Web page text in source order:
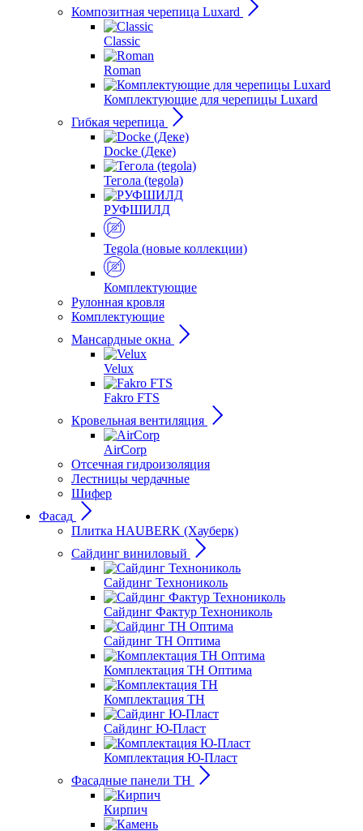
Композитная черепица Luxard
Сlassic
Roman
Комплектующие для черепицы Luxard
Гибкая черепица
Docke (Деке)
Тегола (tegola)
РУФШИЛД
Tegola (новые коллекции)
Комплектующие
Рулонная кровля
Комплектующие
Мансардные окна
Velux
Fakro FTS
Кровельная вентиляция
AirCorp
Отсечная гидроизоляция
Лестницы чердачные
Шифер
Фасад
Плитка HAUBERK (Хауберк)
Сайдинг виниловый
Сайдинг Технониколь
Сайдинг Фактур Технониколь
Сайдинг ТН Оптима
Комплектация ТН Оптима
Комплектация ТН
Сайдинг Ю-Пласт
Комплектация Ю-Пласт
Фасадные панели ТН
Кирпич